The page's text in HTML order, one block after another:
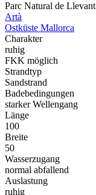
Parc Natural de Llevant
Artà
Ostküste Mallorca
Charakter
ruhig
FKK möglich
Strandtyp
Sandstrand
Badebedingungen
starker Wellengang
Länge
100
Breite
50
Wasserzugang
normal abfallend
Auslastung
ruhig